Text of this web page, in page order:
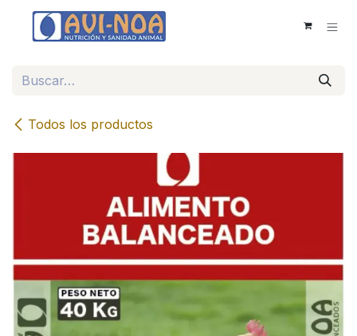
Ir al contenido
Todos los productos